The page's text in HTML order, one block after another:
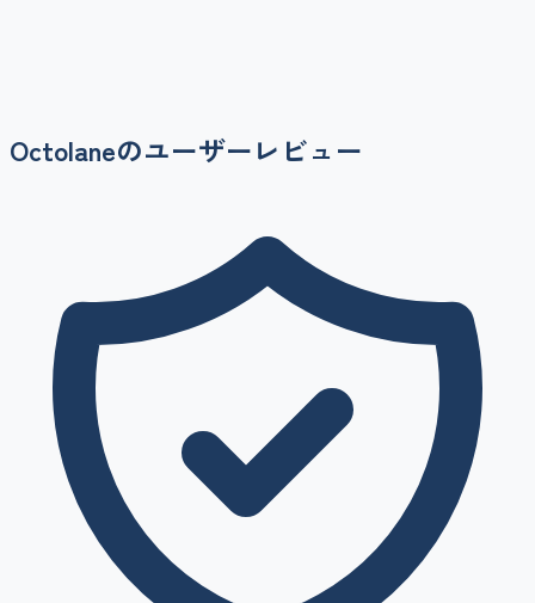
Octolaneのユーザーレビュー